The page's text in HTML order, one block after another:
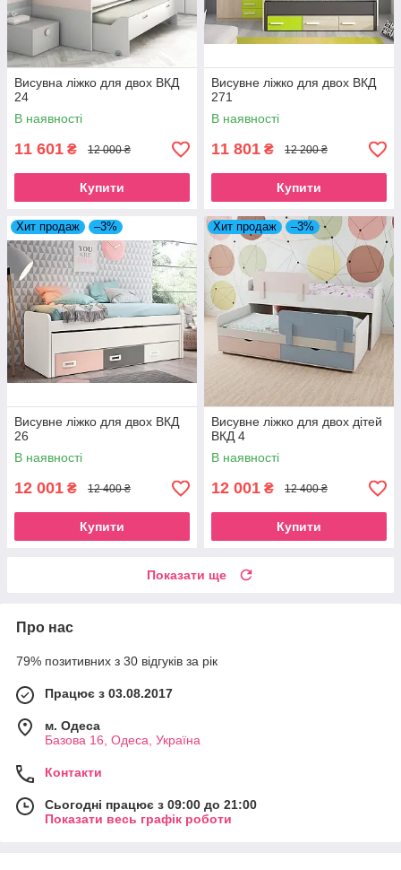
Висувна ліжко для двох ВКД
24
В наявності
11 601 ₴ 12 000 ₴
Купити
Висувне ліжко для двох ВКД
271
В наявності
11 801 ₴ 12 200 ₴
Купити
Хит продаж –3%
Висувне ліжко для двох ВКД
26
В наявності
12 001 ₴ 12 400 ₴
Купити
Хит продаж –3%
Висувне ліжко для двох дітей
ВКД 4
В наявності
12 001 ₴ 12 400 ₴
Купити
Показати ще
Про нас
79% позитивних з 30 відгуків за рік
Працює з 03.08.2017
м. Одеса
Базова 16, Одеса, Україна
Контакти
Сьогодні працює з 09:00 до 21:00
Показати весь графік роботи